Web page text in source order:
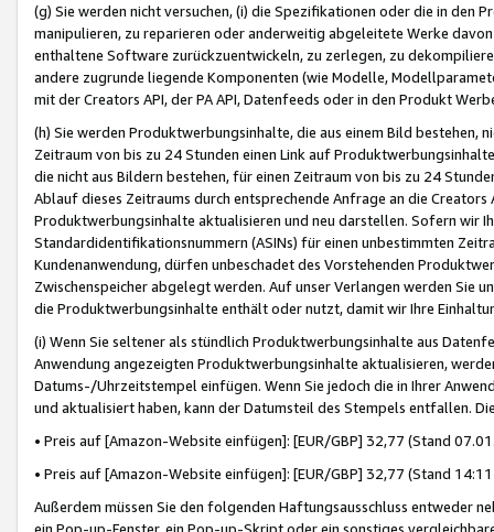
(g) Sie werden nicht versuchen, (i) die Spezifikationen oder die in
manipulieren, zu reparieren oder anderweitig abgeleitete Werke
enthaltene Software zurückzuentwickeln, zu zerlegen, zu
andere zugrunde liegende Komponenten (wie Modelle,
mit der Creators API, der PA API, Datenfeeds oder in den Produkt
(h) Sie werden Produktwerbungsinhalte, die aus einem Bild bestehen,
Zeitraum von bis zu 24 Stunden einen Link auf
die nicht aus Bildern bestehen, für einen Zeitraum von bis zu 24
Ablauf dieses Zeitraums durch entsprechende Anfrage an die
Produktwerbungsinhalte aktualisieren und neu darstellen. Sofern wir
Standardidentifikationsnummern (ASINs) für einen unbestimmten
Kundenanwendung, dürfen unbeschadet des Vorstehenden
Zwischenspeicher abgelegt werden. Auf unser Verlangen werden Sie
die Produktwerbungsinhalte enthält oder nutzt, damit wir Ihre
(i) Wenn Sie seltener als stündlich Produktwerbungsinhalte aus
Anwendung angezeigten Produktwerbungsinhalte aktualisieren,
Datums-/Uhrzeitstempel einfügen. Wenn Sie jedoch die in Ihrer
und aktualisiert haben, kann der Datumsteil des Stempels entfallen.
• Preis auf [Amazon-Website einfügen]: [EUR/GBP] 32,77 (Stand
• Preis auf [Amazon-Website einfügen]: [EUR/GBP] 32,77 (Stand
Außerdem müssen Sie den folgenden Haftungsausschluss entweder
ein Pop-up-Fenster, ein Pop-up-Skript oder ein sonstiges